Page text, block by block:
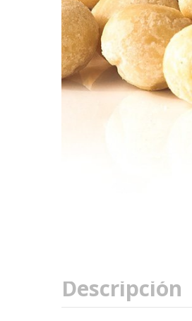
Descripción